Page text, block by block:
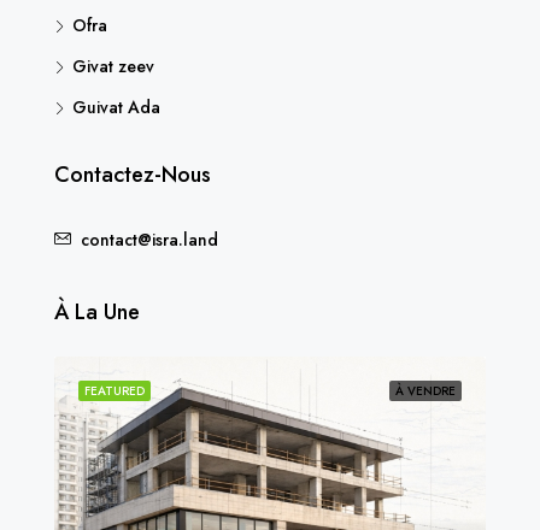
Ofra
Givat zeev
Guivat Ada
Contactez-Nous
contact@isra.land
À La Une
À VENDRE
FEATURED